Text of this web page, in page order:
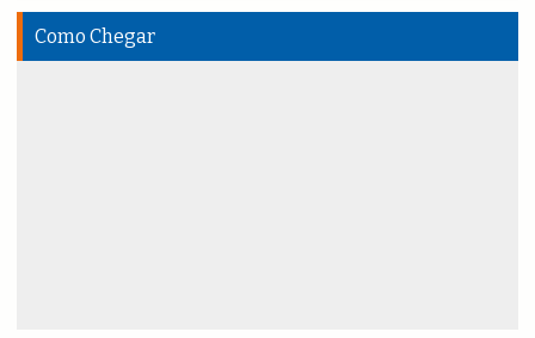
Como Chegar